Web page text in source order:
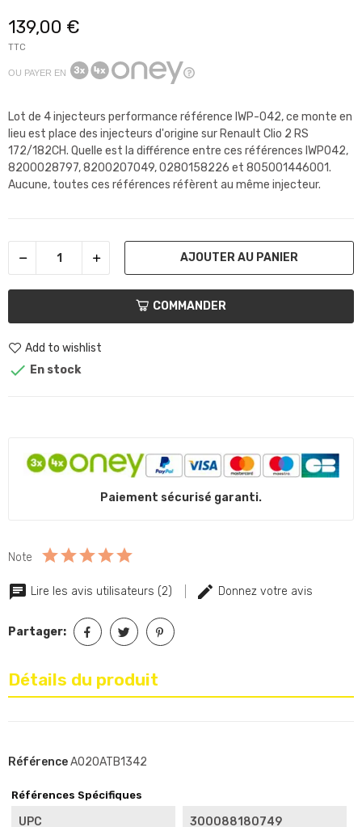
139,00 €
TTC
OU PAYER EN
Lot de 4 injecteurs performance référence IWP-042, ce monte en
lieu est place des injecteurs d'origine sur Renault Clio 2 RS
172/182CH. Quelle est la différence entre ces références IWP042,
8200028797, 8200207049, 0280158226 et 805001446001.
Aucune, toutes ces références réfèrent au même injecteur.
AJOUTER AU PANIER
COMMANDER
Add to wishlist
 En stock
Paiement sécurisé garanti.
Note
Lire les avis utilisateurs (2) Donnez votre avis
Partager:
Détails du produit
RéférenceA020ATB1342
Références Spécifiques
UPC 300088180749